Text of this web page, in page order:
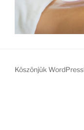
Köszönjük